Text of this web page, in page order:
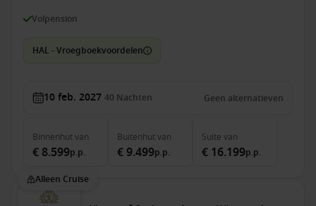
Volpension
HAL - Vroegboekvoordelen
10 feb. 2027 40 Nachten Geen alternatieven
Binnenhutvan
€ 8.599p.p.
Buitenhutvan
€ 9.499p.p.
Suite van
€ 16.199p.p.
Alleen Cruise